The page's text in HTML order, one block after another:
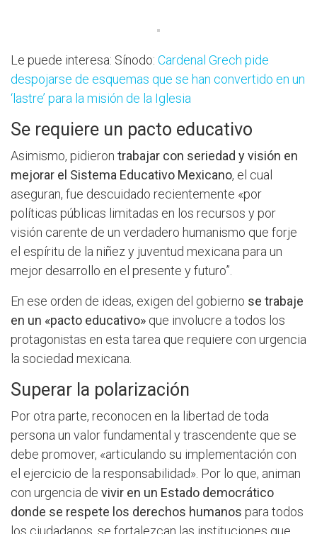
Le puede interesa: Sínodo: Cardenal Grech pide
despojarse de esquemas que se han convertido en un
‘lastre’ para la misión de la Iglesia
Se requiere un pacto educativo
Asimismo, pidieron trabajar con seriedad y visión en
mejorar el Sistema Educativo Mexicano, el cual
aseguran, fue descuidado recientemente «por
políticas públicas limitadas en los recursos y por
visión carente de un verdadero humanismo que forje
el espíritu de la niñez y juventud mexicana para un
mejor desarrollo en el presente y futuro”.
En ese orden de ideas, exigen del gobierno se trabaje
en un «pacto educativo» que involucre a todos los
protagonistas en esta tarea que requiere con urgencia
la sociedad mexicana.
Superar la polarización
Por otra parte, reconocen en la libertad de toda
persona un valor fundamental y trascendente que se
debe promover, «articulando su implementación con
el ejercicio de la responsabilidad». Por lo que, animan
con urgencia de vivir en un Estado democrático
donde se respete los derechos humanos para todos
los ciudadanos, se fortalezcan las instituciones que